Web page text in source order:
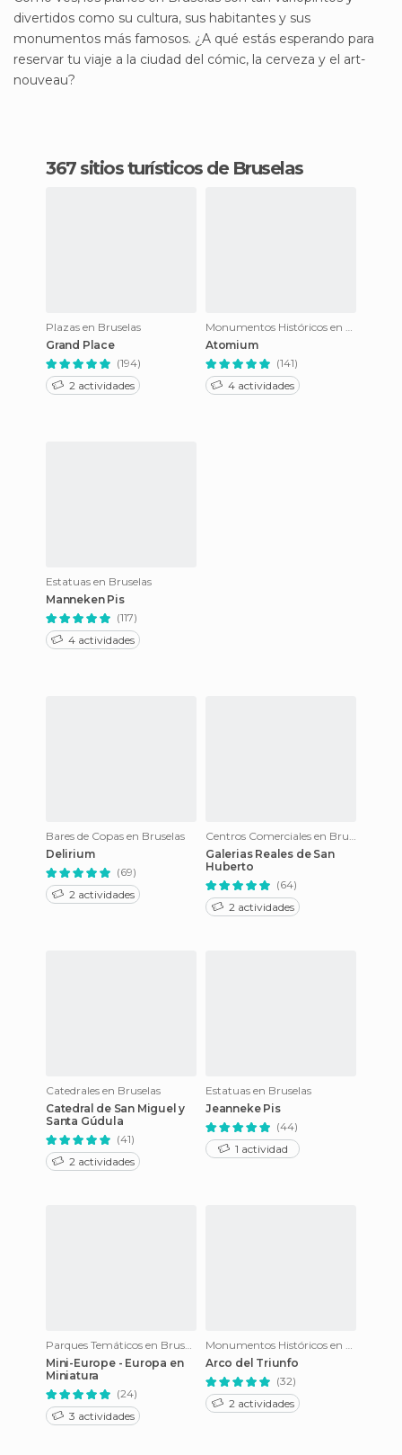
divertidos como su cultura, sus habitantes y sus
monumentos más famosos. ¿A qué estás esperando para
reservar tu viaje a la ciudad del cómic, la cerveza y el art-
nouveau?
367 sitios turísticos de Bruselas
Plazas en Bruselas
Grand Place
(194)
2 actividades
Monumentos Históricos en Bruselas
Atomium
(141)
4 actividades
Estatuas en Bruselas
Manneken Pis
(117)
4 actividades
Bares de Copas en Bruselas
Delirium
(69)
2 actividades
Centros Comerciales en Bruselas
Galerias Reales de San
Huberto
(64)
2 actividades
Catedrales en Bruselas
Catedral de San Miguel y
Santa Gúdula
(41)
2 actividades
Estatuas en Bruselas
Jeanneke Pis
(44)
1 actividad
Parques Temáticos en Bruselas
Mini-Europe - Europa en
Miniatura
(24)
3 actividades
Monumentos Históricos en Bruselas
Arco del Triunfo
(32)
2 actividades